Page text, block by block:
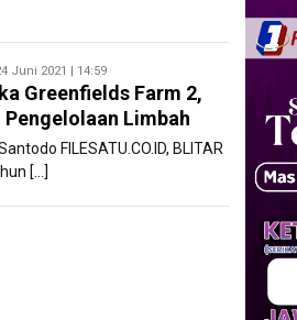
Juni 2021 | 14:59
Greenfields Farm 2,
Limbah
FILESATU.CO.ID, BLITAR
[…]